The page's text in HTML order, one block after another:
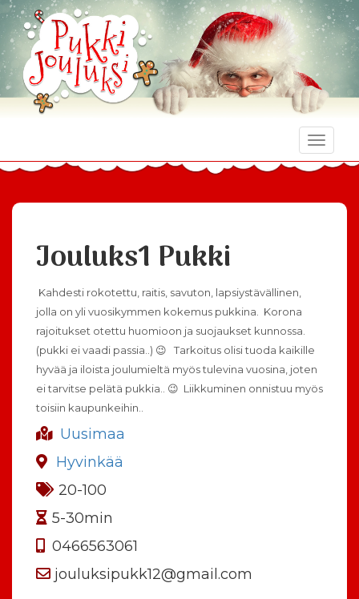
Toggle
Jouluks1 Pukki
Kahdesti rokotettu, raitis, savuton, lapsiystävällinen,
jolla on yli vuosikymmen kokemus pukkina. Korona
rajoitukset otettu huomioon ja suojaukset kunnossa.
(pukki ei vaadi passia..) 😉 Tarkoitus olisi tuoda kaikille
hyvää ja iloista joulumieltä myös tulevina vuosina, joten
ei tarvitse pelätä pukkia.. 😉 Liikkuminen onnistuu myös
toisiin kaupunkeihin..
Uusimaa
Hyvinkää
20-100
5-30min
0466563061
jouluksipukk12@gmail.com